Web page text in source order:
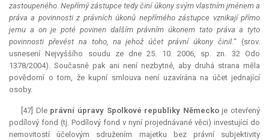
zastoupeného. Nepřímý zástupce tedy činí úkony svým vlastním jménem a
práva a povinnosti z právních úkonů nepřímého zástupce vznikají přímo
jemu a on je poté povinen dalším právním úkonem tato práva a tyto
povinnosti převést na toho, na jehož účet právní úkony činil.“ (srov.
usnesení Nejvyššího soudu ze dne 25. 10. 2006, sp. zn. 32 Odo
1378/2004). Současně pak ani není nezbytné, aby druhá strana měla
povědomí o tom, že kupní smlouva není uzavírána na účet jednající
osoby.
[47] Dle právní úpravy Spolkové republiky Německoje otevřený
podílový fond (tj. Podílový fond v nyní projednávané věci) investující do
nemovitostí účelovým sdružením majetku bez právní subjektivity